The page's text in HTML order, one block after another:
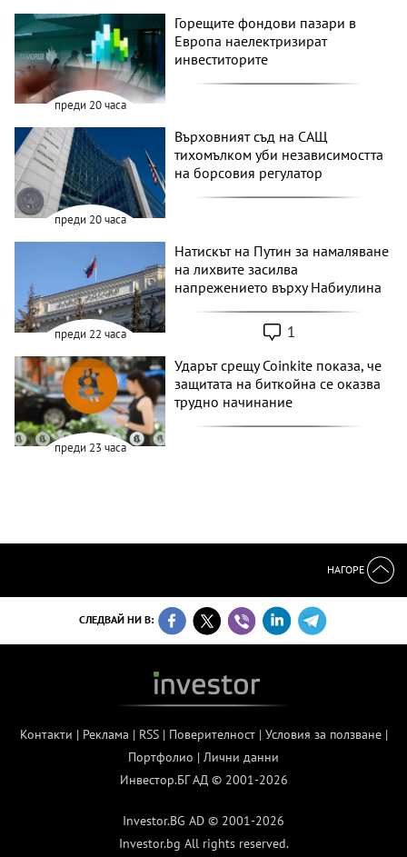
преди 20 часа
Горещите фондови пазари в
Европа наелектризират
инвеститорите
преди 20 часа
Върховният съд на САЩ
тихомълком уби независимостта
на борсовия регулатор
преди 22 часа
Натискът на Путин за намаляване
на лихвите засилва
напрежението върху Набиулина
1
преди 23 часа
Ударът срещу Coinkite показа, че
защитата на биткойна се оказва
трудно начинание
НАГОРЕ
СЛЕДВАЙ НИ В:
Контакти | Реклама | RSS| Поверителност| Условия за ползване|
Портфолио | Лични данни
Инвестор.БГ АД © 2001-2026
Investor.BG AD © 2001-2026
Investor.bg All rights reserved.